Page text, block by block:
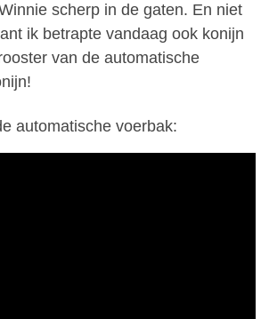
scherp in de gaten. En niet
ik betrapte vandaag ook konijn
van de automatische
automatische voerbak: